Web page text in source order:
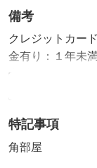
備考
クレジットカー
金有り：１年未
未満７００円
清掃費用 ７１
保証料１０００
交換代：あり２
特記事項
角部屋